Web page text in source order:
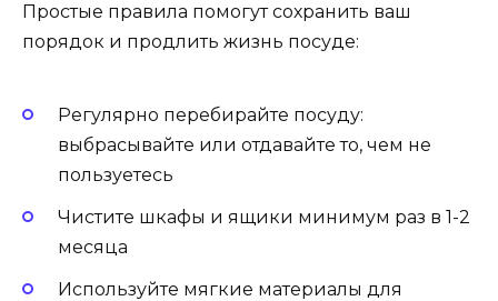
Простые правила помогут сохранить ваш
порядок и продлить жизнь посуде:
Регулярно перебирайте посуду:
выбрасывайте или отдавайте то, чем не
пользуетесь
Чистите шкафы и ящики минимум раз в 1-2
месяца
Используйте мягкие материалы для